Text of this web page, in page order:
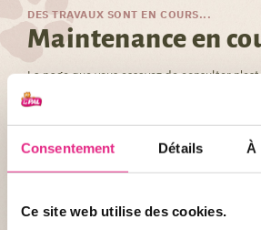
Consentement Détails À
Ce site web utilise des cookies.
DES TRAVAUX SONT EN COURS...
Maintenance en
La page que vous essayez de consulter
moment.
Nous rencontrons des difficultés pour
équipes font le maximum pour rétablir son